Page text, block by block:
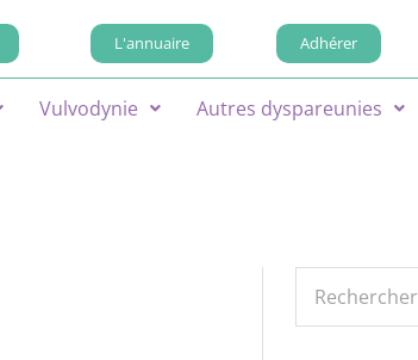
L'annuaire Adhérer
Vulvodynie Autres dyspareunies